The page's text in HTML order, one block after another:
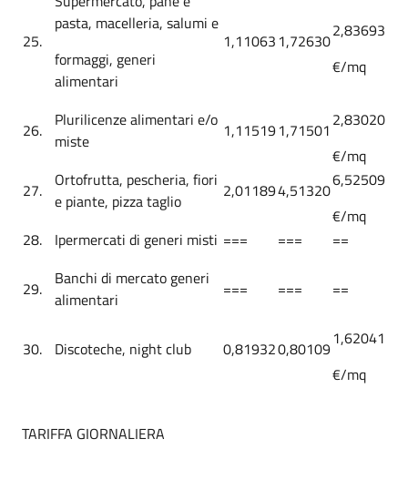
25.
pasta, macelleria, salumi e
formaggi, generi
alimentari
1,11063 1,726302,83693
€/mq
26.
Plurilicenze alimentari e/o
miste
1,115191,71501 2,83020
€/mq
27.
Ortofrutta, pescheria, fiori
e piante, pizza taglio
2,011894,513206,52509
€/mq
28.
Ipermercati di generi misti === === ==
29.
Banchi di mercato generi
alimentari
=== === ==
30. Discoteche, night club 0,819320,801091,62041
€/mq
TARIFFA GIORNALIERA